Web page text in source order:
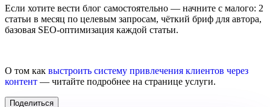
Если хотите вести блог самостоятельно — начните с малого: 2
статьи в месяц по целевым запросам, чёткий бриф для автора,
базовая SEO-оптимизация каждой статьи.
О том как выстроить систему привлечения клиентов через
контент — читайте подробнее на странице услуги.
Поделиться